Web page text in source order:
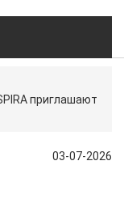
приглашают
03-07-2026